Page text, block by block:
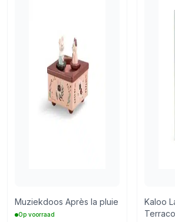
Muziekdoos Après la pluie
Op voorraad
Kaloo